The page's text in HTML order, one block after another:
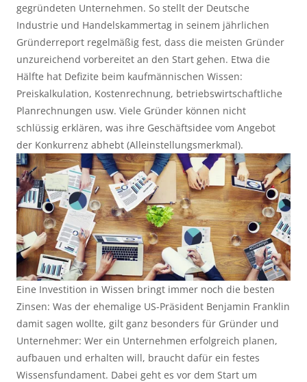
gegründeten Unternehmen. So stellt der Deutsche
Industrie und Handelskammertag in seinem jährlichen
Gründerreport regelmäßig fest, dass die meisten Gründer
unzureichend vorbereitet an den Start gehen. Etwa die
Hälfte hat Defizite beim kaufmännischen Wissen:
Preiskalkulation, Kostenrechnung, betriebswirtschaftliche
Planrechnungen usw. Viele Gründer können nicht
schlüssig erklären, was ihre Geschäftsidee vom Angebot
der Konkurrenz abhebt (Alleinstellungsmerkmal).
Eine Investition in Wissen bringt immer noch die besten
Zinsen: Was der ehemalige US-Präsident Benjamin Franklin
damit sagen wollte, gilt ganz besonders für Gründer und
Unternehmer: Wer ein Unternehmen erfolgreich planen,
aufbauen und erhalten will, braucht dafür ein festes
Wissensfundament. Dabei geht es vor dem Start um